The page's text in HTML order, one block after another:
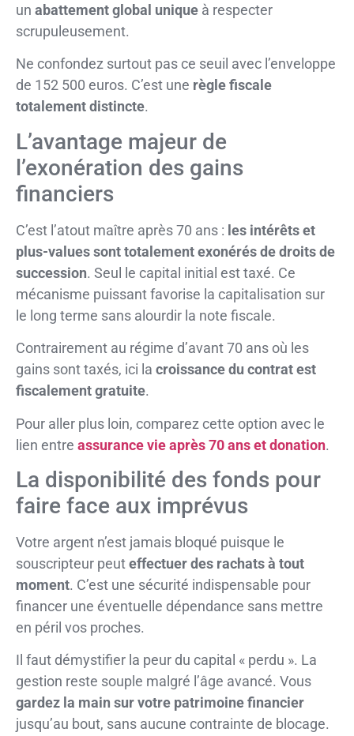
un abattement global unique à respecter
scrupuleusement.
Ne confondez surtout pas ce seuil avec l’enveloppe
de 152 500 euros. C’est une règle fiscale
totalement distincte.
L’avantage majeur de
l’exonération des gains
financiers
C’est l’atout maître après 70 ans : les intérêts et
plus-values sont totalement exonérés de droits de
succession. Seul le capital initial est taxé. Ce
mécanisme puissant favorise la capitalisation sur
le long terme sans alourdir la note fiscale.
Contrairement au régime d’avant 70 ans où les
gains sont taxés, ici la croissance du contrat est
fiscalement gratuite.
Pour aller plus loin, comparez cette option avec le
lien entre assurance vie après 70 ans et donation.
La disponibilité des fonds pour
faire face aux imprévus
Votre argent n’est jamais bloqué puisque le
souscripteur peuteffectuer des rachats à tout
moment. C’est une sécurité indispensable pour
financer une éventuelle dépendance sans mettre
en péril vos proches.
Il faut démystifier la peur du capital « perdu ». La
gestion reste souple malgré l’âge avancé. Vous
gardez la main sur votre patrimoine financier
jusqu’au bout, sans aucune contrainte de blocage.